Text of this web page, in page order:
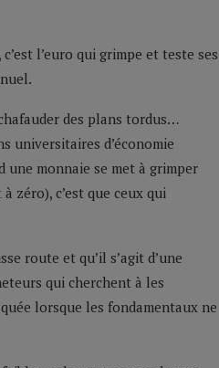
l’euro qui grimpe et teste ses
des plans tordus…
universitaires d’économie
une monnaie se met à grimper
zéro), c’est que ceux qui
route et qu’il s’agit d’une
qui cherchent à les
lorsque les fondamentaux ne